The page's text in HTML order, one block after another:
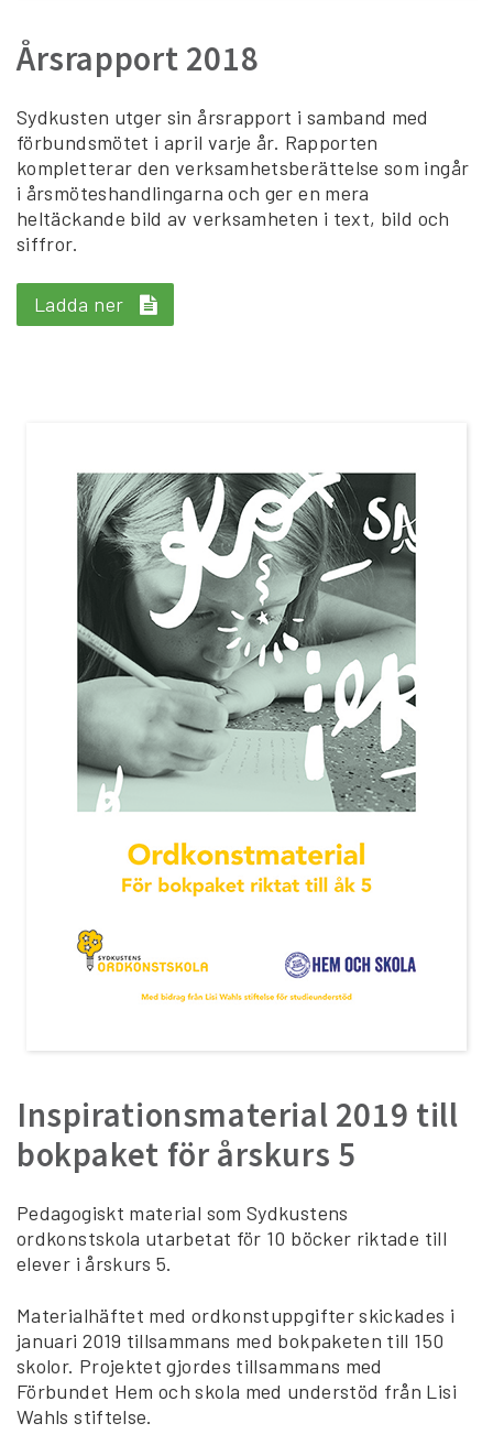
Årsrapport 2018
Sydkusten utger sin årsrapport i samband med
förbundsmötet i april varje år. Rapporten
kompletterar den verksamhetsberättelse som ingår
i årsmöteshandlingarna och ger en mera
heltäckande bild av verksamheten i text, bild och
siffror.
Ladda ner
Inspirationsmaterial 2019 till
bokpaket för årskurs 5
Pedagogiskt material som Sydkustens
ordkonstskola utarbetat för 10 böcker riktade till
elever i årskurs 5.
Materialhäftet med ordkonstuppgifter skickades i
januari 2019 tillsammans med bokpaketen till 150
skolor. Projektet gjordes tillsammans med
Förbundet Hem och skola med understöd från Lisi
Wahls stiftelse.